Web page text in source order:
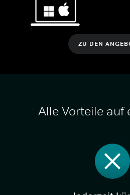
ZU DEN
Alle Vorteile auf